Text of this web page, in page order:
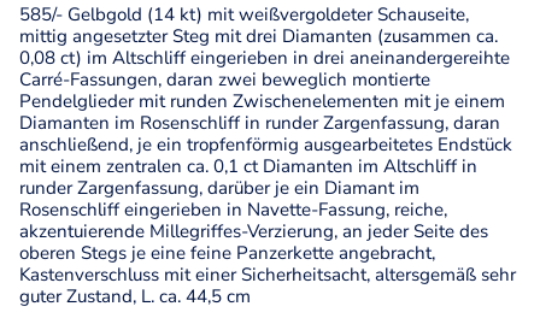
585/- Gelbgold (14 kt) mit weißvergoldeter Schauseite,
mittig angesetzter Steg mit drei Diamanten (zusammen ca.
0,08 ct) im Altschliff eingerieben in drei aneinandergereihte
Carré-Fassungen, daran zwei beweglich montierte
Pendelglieder mit runden Zwischenelementen mit je einem
Diamanten im Rosenschliff in runder Zargenfassung, daran
anschließend, je ein tropfenförmig ausgearbeitetes Endstück
mit einem zentralen ca. 0,1 ct Diamanten im Altschliff in
runder Zargenfassung, darüber je ein Diamant im
Rosenschliff eingerieben in Navette-Fassung, reiche,
akzentuierende Millegriffes-Verzierung, an jeder Seite des
oberen Stegs je eine feine Panzerkette angebracht,
Kastenverschluss mit einer Sicherheitsacht, altersgemäß sehr
guter Zustand, L. ca. 44,5 cm